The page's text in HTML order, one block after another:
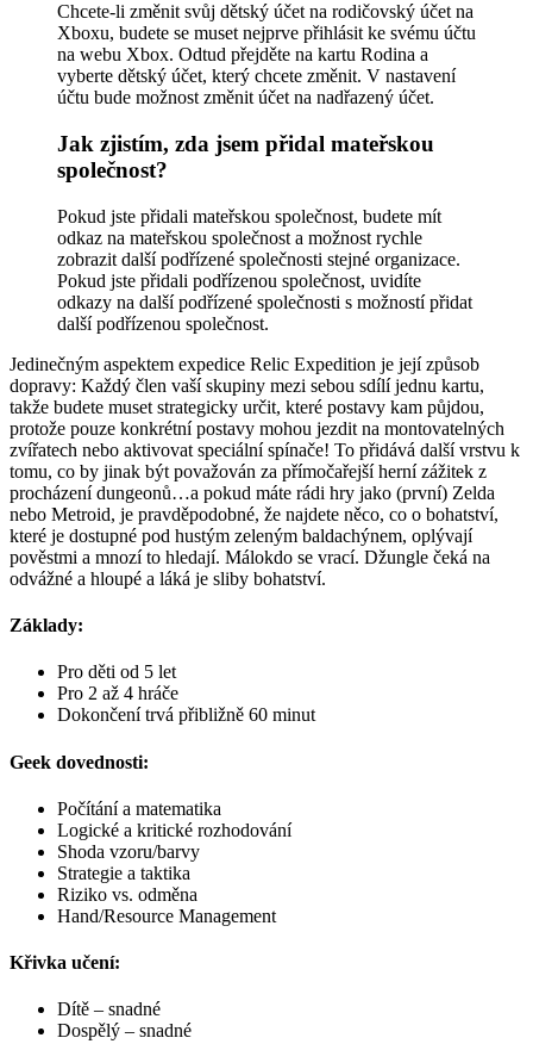
Chcete-li změnit svůj dětský účet na rodičovský účet na
Xboxu, budete se muset nejprve přihlásit ke svému účtu
na webu Xbox. Odtud přejděte na kartu Rodina a
vyberte dětský účet, který chcete změnit. V nastavení
účtu bude možnost změnit účet na nadřazený účet.
Jak zjistím, zda jsem přidal mateřskou
společnost?
Pokud jste přidali mateřskou společnost, budete mít
odkaz na mateřskou společnost a možnost rychle
zobrazit další podřízené společnosti stejné organizace.
Pokud jste přidali podřízenou společnost, uvidíte
odkazy na další podřízené společnosti s možností přidat
další podřízenou společnost.
Jedinečným aspektem expedice Relic Expedition je její způsob
dopravy: Každý člen vaší skupiny mezi sebou sdílí jednu kartu,
takže budete muset strategicky určit, které postavy kam půjdou,
protože pouze konkrétní postavy mohou jezdit na montovatelných
zvířatech nebo aktivovat speciální spínače! To přidává další vrstvu k
tomu, co by jinak být považován za přímočařejší herní zážitek z
procházení dungeonů…a pokud máte rádi hry jako (první) Zelda
nebo Metroid, je pravděpodobné, že najdete něco, co o bohatství,
které je dostupné pod hustým zeleným baldachýnem, oplývají
pověstmi a mnozí to hledají. Málokdo se vrací. Džungle čeká na
odvážné a hloupé a láká je sliby bohatství.
Základy:
Pro děti od 5 let
Pro 2 až 4 hráče
Dokončení trvá přibližně 60 minut
Geek dovednosti:
Počítání a matematika
Logické a kritické rozhodování
Shoda vzoru/barvy
Strategie a taktika
Riziko vs. odměna
Hand/Resource Management
Křivka učení:
Dítě – snadné
Dospělý – snadné